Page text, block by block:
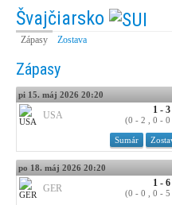
Švajčiarsko
Zápasy Zostava
Zápasy
pi 15. máj 2026 20:20
Sumár
USA 1 - 3
(0 - 2 , 0 -
po 18. máj 2026 20:20
GER 1 - 6
(0 - 0 , 0 -